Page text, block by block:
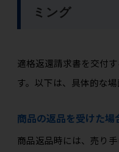
ミング
適格返還請求書を交付
す。以下は、具体的な場
商品の返品を受けた場
商品返品時には、売り